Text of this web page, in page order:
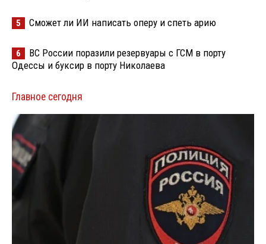
5 Сможет ли ИИ написать оперу и спеть арию
6
ВС России поразили резервуары с ГСМ в порту
Одессы и буксир в порту Николаева
Главное сегодня